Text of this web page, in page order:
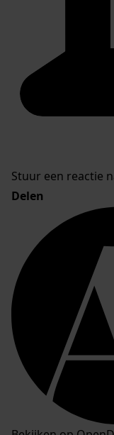
Stuur een reactie
Delen